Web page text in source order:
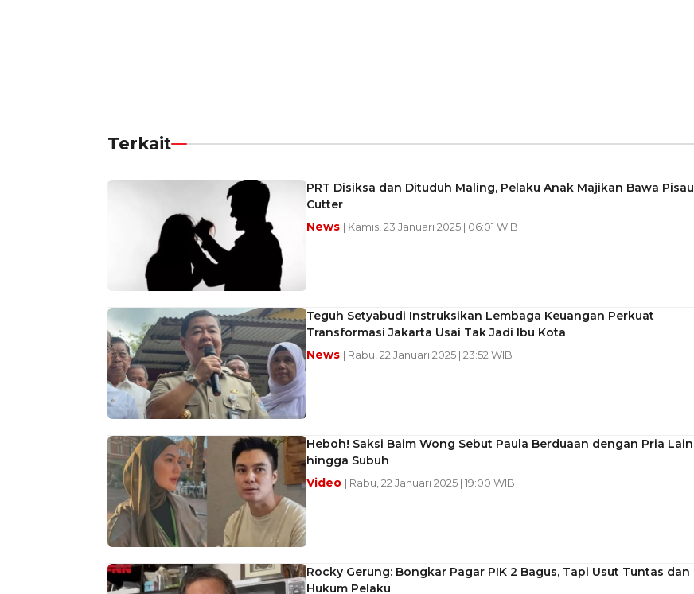
Terkait
PRT Disiksa dan Dituduh Maling, Pelaku Anak Majikan Bawa Pisau
Cutter
News | Kamis, 23 Januari 2025 | 06:01 WIB
Teguh Setyabudi Instruksikan Lembaga Keuangan Perkuat
Transformasi Jakarta Usai Tak Jadi Ibu Kota
News | Rabu, 22 Januari 2025 | 23:52 WIB
Heboh! Saksi Baim Wong Sebut Paula Berduaan dengan Pria Lain
hingga Subuh
Video | Rabu, 22 Januari 2025 | 19:00 WIB
Rocky Gerung: Bongkar Pagar PIK 2 Bagus, Tapi Usut Tuntas dan
Hukum Pelaku